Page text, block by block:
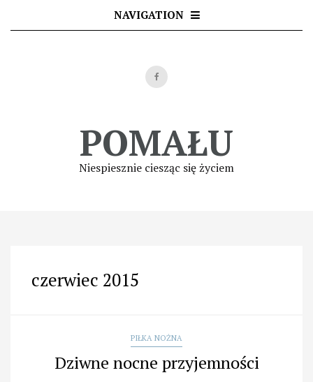
NAVIGATION
POMAŁU
Niespiesznie ciesząc się życiem
czerwiec 2015
PIŁKA NOŻNA
Dziwne nocne przyjemności